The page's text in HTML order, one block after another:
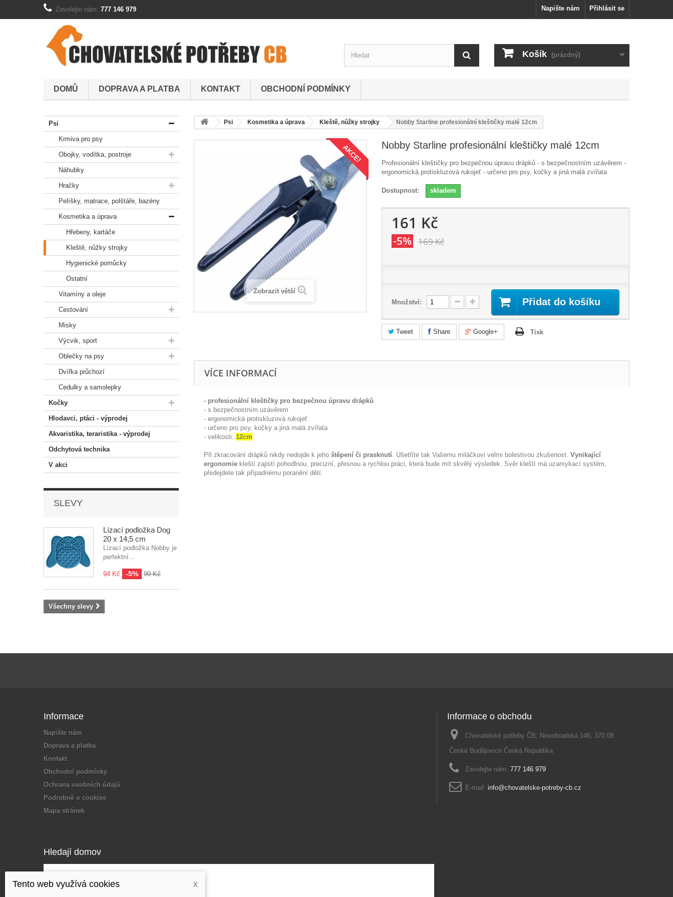
Přihlásit se
Napište nám
Zavolejte nám: 777 146 979
Košík (prázdný)
DOMŮ DOPRAVA A PLATBA KONTAKT OBCHODNÍ PODMÍNKY
Psi
Krmiva pro psy
Obojky, vodítka, postroje
Náhubky
Hračky
Pelíšky, matrace, polštáře, bazény
Kosmetika a úprava
Hřebeny, kartáče
Kleště, nůžky strojky
Hygienické pomůcky
Ostatní
Vitamíny a oleje
Cestování
Misky
Výcvik, sport
Oblečky na psy
Dvířka průchozí
Cedulky a samolepky
Kočky
Hlodavci, ptáci - výprodej
Akvaristika, teraristika - výprodej
Odchytová technika
V akci
SLEVY
Lízací podložka Dog
20 x 14,5 cm
Lízací podložka Nobby je
perfektní...
94 Kč -5% 99 Kč
Všechny slevy
Psi Kosmetika a úprava Kleště, nůžky strojky Nobby Starline profesionální kleštičky malé 12cm
AKCE!
Zobrazit větší
Nobby Starline profesionální kleštičky malé 12cm
Profesionální kleštičky pro bezpečnou úpravu drápků - s bezpečnostním uzávěrem -
ergonomická protiskluzová rukojeť - určeno pro psy, kočky a jiná malá zvířata
Dostupnost: skladem
161 Kč
-5% 169 Kč
Množství: Přidat do košíku
Tweet Share Google+ Tisk
VÍCE INFORMACÍ
- profesionální kleštičky pro bezpečnou úpravu drápků
- s bezpečnostním uzávěrem
- ergonomická protiskluzová rukojeť
- určeno pro psy, kočky a jiná malá zvířata
- velikosti: 12cm
Při zkracování drápků nikdy nedojde k jeho štěpení či prasknutí. Ušetříte tak Vašemu miláčkovi velmi bolestivou zkušenost. Vynikající
ergonomie kleští zajistí pohodlnou, precizní, přesnou a rychlou práci, která bude mít skvělý výsledek. Svěr kleští má uzamykací systém,
předejdete tak případnému poranění dětí.
Informace
Napište nám
Doprava a platba
Kontakt
Obchodní podmínky
Ochrana osobních údajů
Podrobně o cookies
Mapa stránek
Informace o obchodu
Chovatelské potřeby ČB, Novohradská 146, 370 08
České Budějovice Česká Republika
Zavolejte nám: 777 146 979
E-mail: info@chovatelske-potreby-cb.cz
Hledají domov
Tento web využívá cookies x